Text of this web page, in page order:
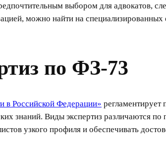
выбором для адвокатов,
можно найти на специализированных
по ФЗ-73
в Российской Федерации» регламентирует
знаний. Виды экспертиз различаются по
узкого профиля и обеспечивать